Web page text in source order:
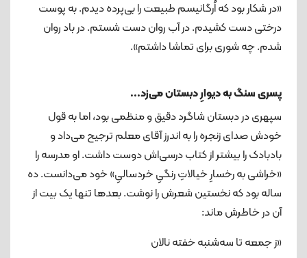
«در شکار بود که اُرگانیسم طبیعت را بی‌پرده دیدم. به پوست
درختی دست کشیدم. در آب روان دست شستم. در باد روان
شدم. چه شوری برای تماشا داشتم».
پسری سنگ به دیوارِ دبستان می‌زد...
سپهری در دبستان شاگرد دقیق و منظمی بود، اما به قول
خودش صدای زنجره را به اندرز آقای معلم ترجیح می‌داد و
بادبادک را بیشتر از کتاب‌ درسی‌اش دوست داشت. او مدرسه را
«خراشی به رخسارِ خیالاتِ رنگیِ خردسالیِ» خود می‌دانست. ده
ساله بود که نخستین شعرش را نوشت. بعدها تنها یک بیت از
آن در خاطرش ماند:
«ز جمعه تا سه‌شنبه خفته نالان